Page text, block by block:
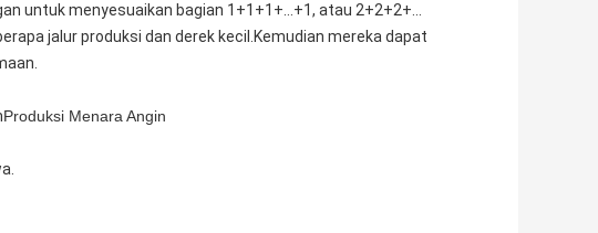
untuk menyesuaikan bagian 1+1+1+…+1, atau 2+2+2+…
jalur produksi dan derek kecil.Kemudian mereka dapat
Produksi Menara Angin